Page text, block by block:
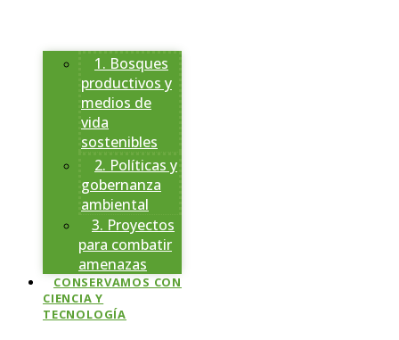
1. Bosques
productivos y
medios de
vida
sostenibles
2. Políticas y
gobernanza
ambiental
3. Proyectos
para combatir
amenazas
CONSERVAMOS CON
CIENCIA Y
TECNOLOGÍA